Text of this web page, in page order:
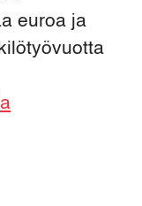
euroa ja